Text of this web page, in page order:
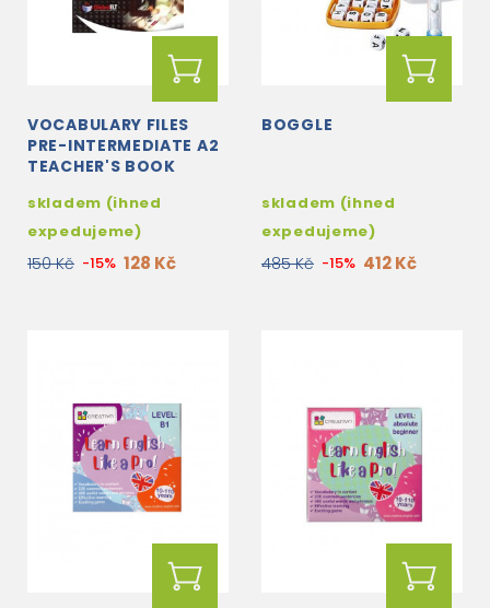
VOCABULARY FILES
PRE-INTERMEDIATE A2
TEACHER'S BOOK
skladem (ihned
expedujeme)
150 Kč -15% 128 Kč
BOGGLE
skladem (ihned
expedujeme)
485 Kč -15% 412 Kč